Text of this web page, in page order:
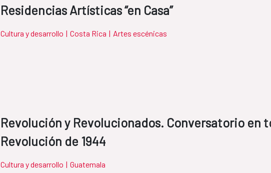
Residencias Artísticas “en Casa”
Cultura y desarrollo | Costa Rica | Artes escénicas
Revolución y Revolucionados. Conversatorio en
Revolución de 1944
Cultura y desarrollo | Guatemala